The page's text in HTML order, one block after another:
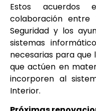
Estos acuerdos
colaboración
Seguridad y los
sistemas
necesarias para que
que actúen en
incorporen al
Interior.